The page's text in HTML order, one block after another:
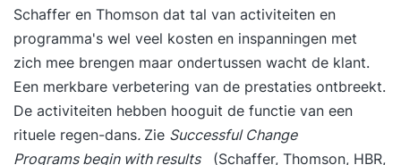
Schaffer en Thomson dat tal van activiteiten en
programma's wel veel kosten en inspanningen met
zich mee brengen maar ondertussen wacht de klant.
Een merkbare verbetering van de prestaties ontbreekt.
De activiteiten hebben hooguit de functie van een
rituele regen-dans. Zie Successful Change
Programsbegin with results
(Schaffer, Thomson, HBR,